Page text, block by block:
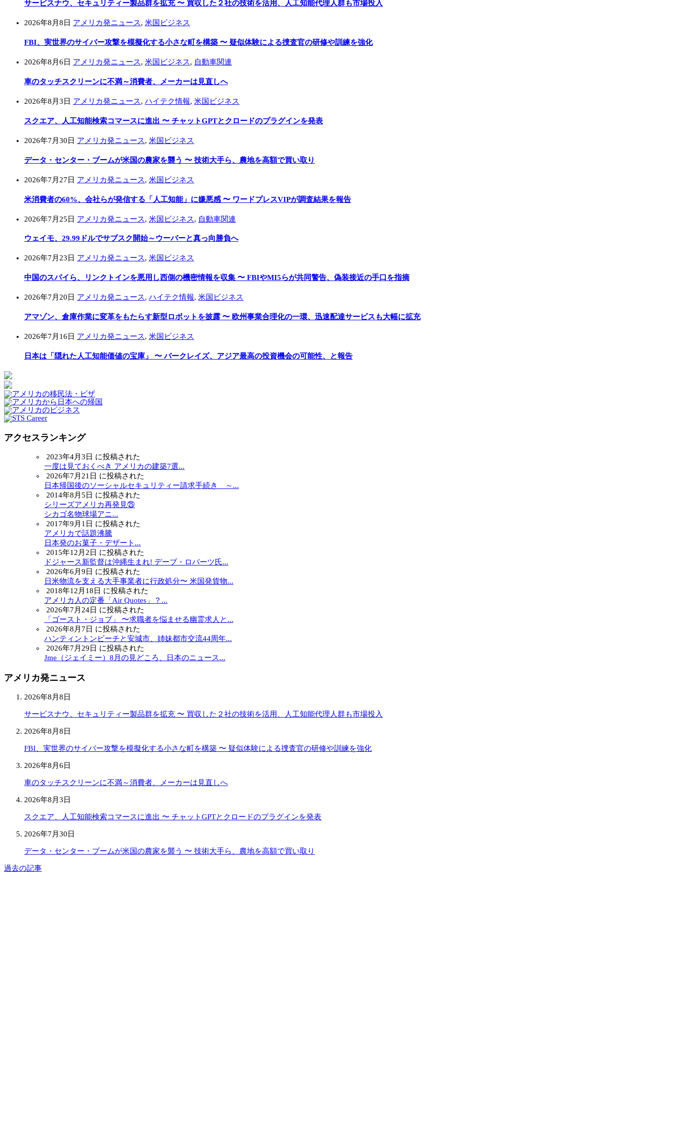
サービスナウ、セキュリティー製品群を拡充 〜 買収した２社の技術を活用、人工知能代理人群も市場投入
2026年8月8日 アメリカ発ニュース, 米国ビジネス
FBI、実世界のサイバー攻撃を模擬化する小さな町を構築 〜 疑似体験による捜査官の研修や訓練を強化
2026年8月6日 アメリカ発ニュース, 米国ビジネス, 自動車関連
車のタッチスクリーンに不満～消費者、メーカーは見直しへ
2026年8月3日 アメリカ発ニュース, ハイテク情報, 米国ビジネス
スクエア、人工知能検索コマースに進出 〜 チャットGPTとクロードのプラグインを発表
2026年7月30日 アメリカ発ニュース, 米国ビジネス
データ・センター・ブームが米国の農家を襲う 〜 技術大手ら、農地を高額で買い取り
2026年7月27日 アメリカ発ニュース, 米国ビジネス
米消費者の60%、会社らが発信する「人工知能」に嫌悪感 〜 ワードプレスVIPが調査結果を報告
2026年7月25日 アメリカ発ニュース, 米国ビジネス, 自動車関連
ウェイモ、29.99ドルでサブスク開始～ウーバーと真っ向勝負へ
2026年7月23日 アメリカ発ニュース, 米国ビジネス
中国のスパイら、リンクトインを悪用し西側の機密情報を収集 〜 FBIやMI5らが共同警告、偽装接近の手口を指摘
2026年7月20日 アメリカ発ニュース, ハイテク情報, 米国ビジネス
アマゾン、倉庫作業に変革をもたらす新型ロボットを披露 〜 欧州事業合理化の一環、迅速配達サービスも大幅に拡充
2026年7月16日 アメリカ発ニュース, 米国ビジネス
日本は「隠れた人工知能価値の宝庫」 〜 バークレイズ、アジア最高の投資機会の可能性、と報告
アクセスランキング
2023年4月3日 に投稿された
一度は見ておくべき アメリカの建築7選...
2026年7月21日 に投稿された
日本帰国後のソーシャルセキュリティー請求手続き ～...
2014年8月5日 に投稿された
シリーズアメリカ再発見㉕
シカゴ名物球場アニ...
2017年9月1日 に投稿された
アメリカで話題沸騰
日本発のお菓子・デザート...
2015年12月2日 に投稿された
ドジャース新監督は沖縄生まれ! デーブ・ロバーツ氏...
2026年6月9日 に投稿された
日米物流を支える大手事業者に行政処分〜 米国発貨物...
2018年12月18日 に投稿された
アメリカ人の定番「Air Quotes」？...
2026年7月24日 に投稿された
「ゴースト・ジョブ」 〜求職者を悩ませる幽霊求人と...
2026年8月7日 に投稿された
ハンティントンビーチと安城市、姉妹都市交流44周年...
2026年7月29日 に投稿された
Jme（ジェイミー）8月の見どころ、日本のニュース...
アメリカ発ニュース
2026年8月8日
サービスナウ、セキュリティー製品群を拡充 〜 買収した２社の技術を活用、人工知能代理人群も市場投入
2026年8月8日
FBI、実世界のサイバー攻撃を模擬化する小さな町を構築 〜 疑似体験による捜査官の研修や訓練を強化
2026年8月6日
車のタッチスクリーンに不満～消費者、メーカーは見直しへ
2026年8月3日
スクエア、人工知能検索コマースに進出 〜 チャットGPTとクロードのプラグインを発表
2026年7月30日
データ・センター・ブームが米国の農家を襲う 〜 技術大手ら、農地を高額で買い取り
過去の記事